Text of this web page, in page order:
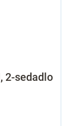
2-sedadlo